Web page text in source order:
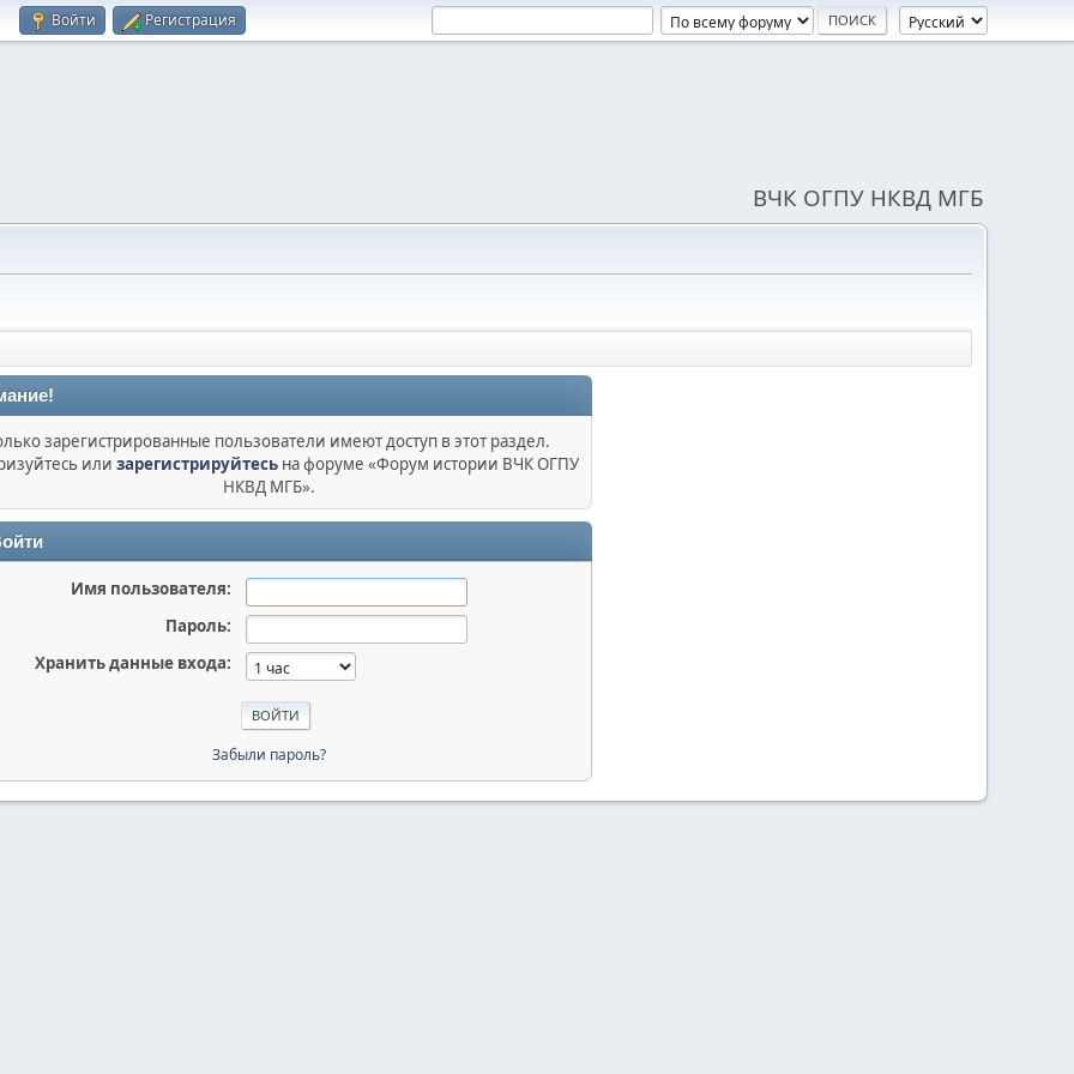
Войти Регистрация
ВЧК ОГПУ НКВД МГБ
зарегистрированные пользователи имеют доступ в этот раздел.
или зарегистрируйтесьна форуме «Форум истории ВЧК ОГПУ
НКВД МГБ».
Имя пользователя:
Пароль:
Хранить данные входа:
Забыли пароль?